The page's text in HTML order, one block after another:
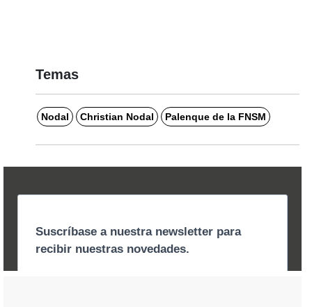
Temas
Nodal Christian Nodal Palenque de la FNSM